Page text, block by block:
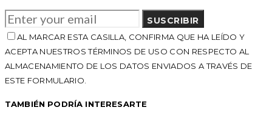
SUSCRIBIR
AL MARCAR ESTA CASILLA, CONFIRMA QUE HA LEÍDO Y
ACEPTA NUESTROS TÉRMINOS DE USO CON RESPECTO AL
ALMACENAMIENTO DE LOS DATOS ENVIADOS A TRAVÉS DE
ESTE FORMULARIO.
TAMBIÉN PODRÍA INTERESARTE